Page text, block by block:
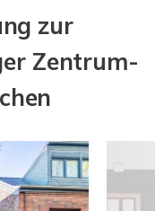
zur
Zentrum-